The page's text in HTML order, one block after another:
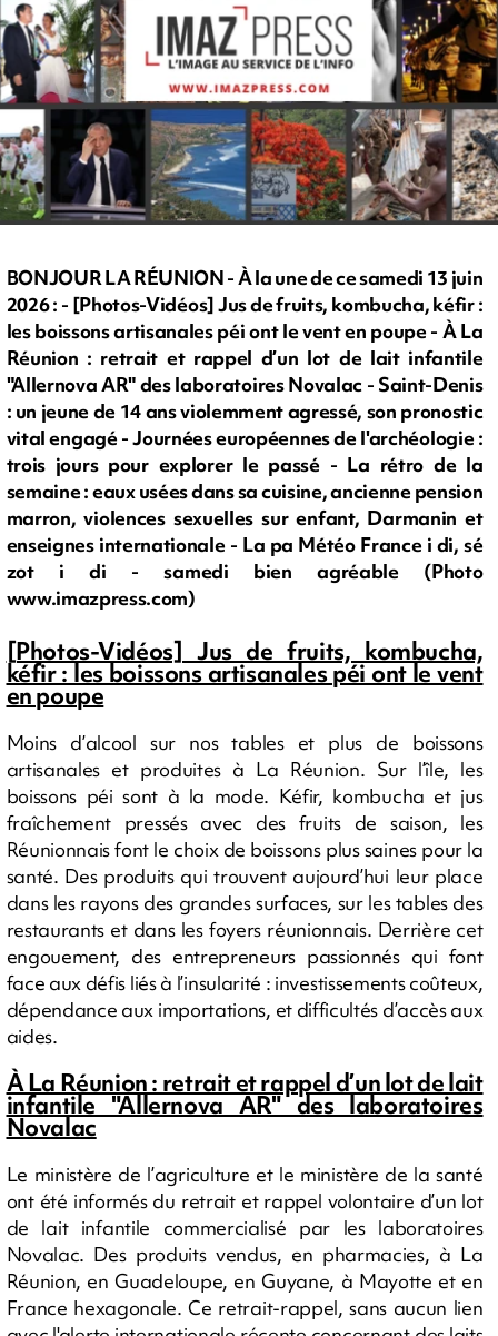
BONJOUR LA RÉUNION - À la une de ce samedi 13 juin
2026 : - [Photos-Vidéos] Jus de fruits, kombucha, kéfir :
les boissons artisanales péi ont le vent en poupe - À La
Réunion : retrait et rappel d’un lot de lait infantile
"Allernova AR" des laboratoires Novalac - Saint-Denis
: un jeune de 14 ans violemment agressé, son pronostic
vital engagé - Journées européennes de l'archéologie :
trois jours pour explorer le passé - La rétro de la
semaine : eaux usées dans sa cuisine, ancienne pension
marron, violences sexuelles sur enfant, Darmanin et
enseignes internationale - La pa Météo France i di, sé
zot i di - samedi bien agréable (Photo
www.imazpress.com)
[Photos-Vidéos] Jus de fruits, kombucha,
kéfir : les boissons artisanales péi ont le vent
en poupe
Moins d’alcool sur nos tables et plus de boissons
artisanales et produites à La Réunion. Sur l’île, les
boissons péi sont à la mode. Kéfir, kombucha et jus
fraîchement pressés avec des fruits de saison, les
Réunionnais font le choix de boissons plus saines pour la
santé. Des produits qui trouvent aujourd’hui leur place
dans les rayons des grandes surfaces, sur les tables des
restaurants et dans les foyers réunionnais. Derrière cet
engouement, des entrepreneurs passionnés qui font
face aux défis liés à l’insularité : investissements coûteux,
dépendance aux importations, et difficultés d’accès aux
aides.
À La Réunion : retrait et rappel d’un lot de lait
infantile "Allernova AR" des laboratoires
Novalac
Le ministère de l’agriculture et le ministère de la santé
ont été informés du retrait et rappel volontaire d’un lot
de lait infantile commercialisé par les laboratoires
Novalac. Des produits vendus, en pharmacies, à La
Réunion, en Guadeloupe, en Guyane, à Mayotte et en
France hexagonale. Ce retrait-rappel, sans aucun lien